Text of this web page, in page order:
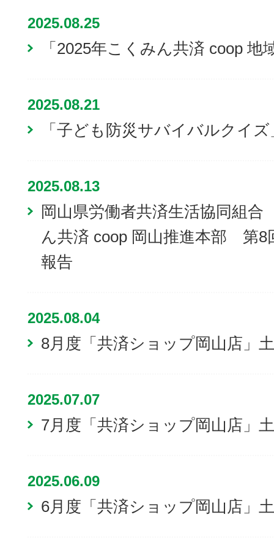
2025.08.25
「2025年こくみん共済 coop
2025.08.21
「子ども防災サバイバルクイ
2025.08.13
岡山県労働者共済生活協同組
ん共済 coop 岡山推進本部 第8
報告
2025.08.04
8月度「共済ショップ岡山店」
2025.07.07
7月度「共済ショップ岡山店」
2025.06.09
6月度「共済ショップ岡山店」